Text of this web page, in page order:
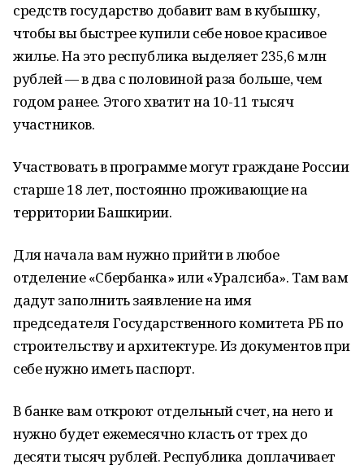
средств государство добавит вам в кубышку,
чтобы вы быстрее купили себе новое красивое
жилье. На это республика выделяет 235,6 млн
рублей — в два с половиной раза больше, чем
годом ранее. Этого хватит на 10-11 тысяч
участников.
Участвовать в программе могут граждане России
старше 18 лет, постоянно проживающие на
территории Башкирии.
Для начала вам нужно прийти в любое
отделение «Сбербанка» или «Уралсиба». Там вам
дадут заполнить заявление на имя
председателя Государственного комитета РБ по
строительству и архитектуре. Из документов при
себе нужно иметь паспорт.
В банке вам откроют отдельный счет, на него и
нужно будет ежемесячно класть от трех до
десяти тысяч рублей. Республика доплачивает